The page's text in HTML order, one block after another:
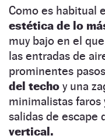
Como es habitual
estética de lo
muy bajo en el
las entradas de
prominentes
del techo y una
minimalistas faros
salidas de escape
vertical.